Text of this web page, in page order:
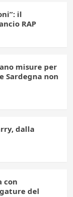
il
RAP
misure per
Sardegna non
dalla
con
del